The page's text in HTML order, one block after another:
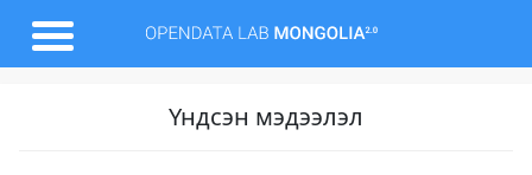
Үндсэн мэдээлэл